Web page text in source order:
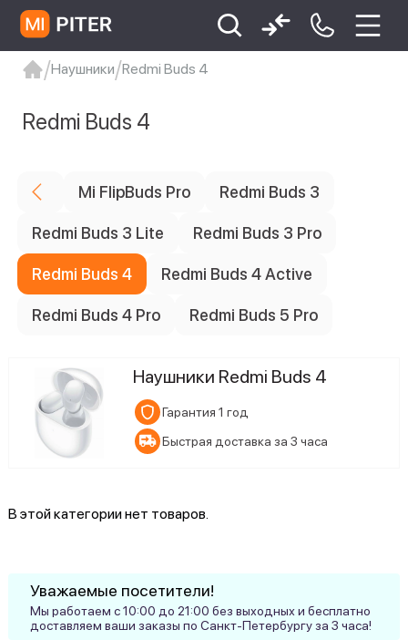
Xiaomi 9 про
xiaomi redmi 12c
Наушники Redmi Buds 4
Redmi Buds 4
Mi FlipBuds Pro Redmi Buds 3
Redmi Buds 3 Lite Redmi Buds 3 Pro
Redmi Buds 4 Redmi Buds 4 Active
Redmi Buds 4 Pro Redmi Buds 5 Pro
Наушники Redmi Buds 4
Гарантия 1 год
Быстрая доставка за 3 часа
В этой категории нет товаров.
Уважаемые посетители!
Мы работаем с 10:00 до 21:00 без выходных и бесплатно
доставляем ваши заказы по Санкт-Петербургу за 3 часа!